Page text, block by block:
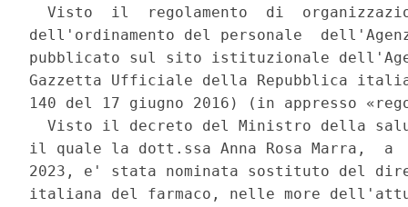
Visto  il  regolamento  di
dell'ordinamento del personale
pubblicato sul sito istituzionale
Gazzetta Ufficiale della Repubblica
140 del 17 giugno 2016) (in appresso
Visto il decreto del Ministro della
il quale la dott.ssa Anna Rosa Marra,  a
2023, e' stata nominata sostituto del
italiana del farmaco, nelle more